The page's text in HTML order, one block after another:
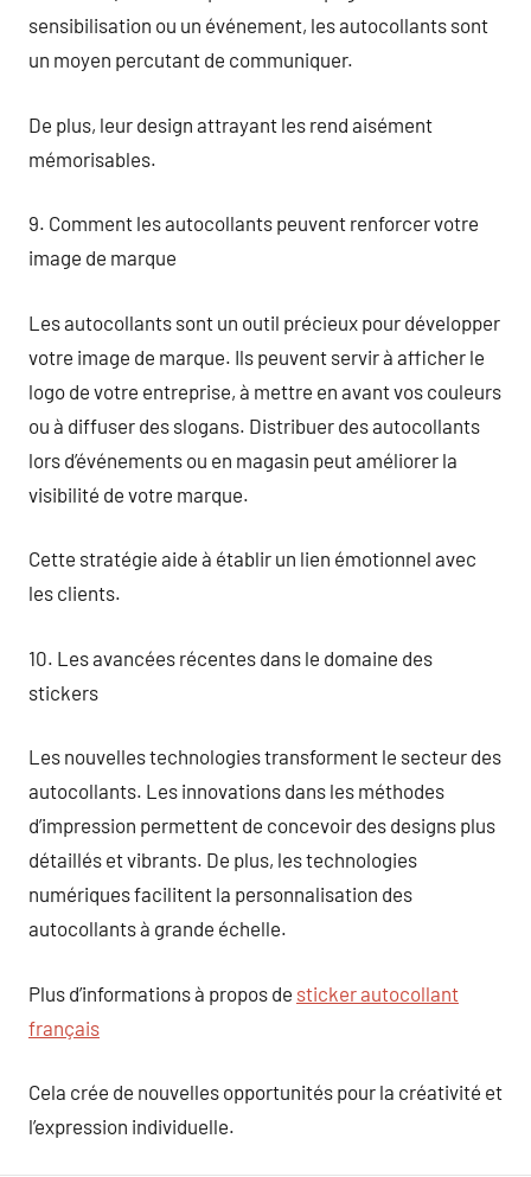
sensibilisation ou un événement, les autocollants sont
un moyen percutant de communiquer.
De plus, leur design attrayant les rend aisément
mémorisables.
9. Comment les autocollants peuvent renforcer votre
image de marque
Les autocollants sont un outil précieux pour développer
votre image de marque. Ils peuvent servir à afficher le
logo de votre entreprise, à mettre en avant vos couleurs
ou à diffuser des slogans. Distribuer des autocollants
lors d’événements ou en magasin peut améliorer la
visibilité de votre marque.
Cette stratégie aide à établir un lien émotionnel avec
les clients.
10. Les avancées récentes dans le domaine des
stickers
Les nouvelles technologies transforment le secteur des
autocollants. Les innovations dans les méthodes
d’impression permettent de concevoir des designs plus
détaillés et vibrants. De plus, les technologies
numériques facilitent la personnalisation des
autocollants à grande échelle.
Plus d’informations à propos de sticker autocollant
français
Cela crée de nouvelles opportunités pour la créativité et
l’expression individuelle.